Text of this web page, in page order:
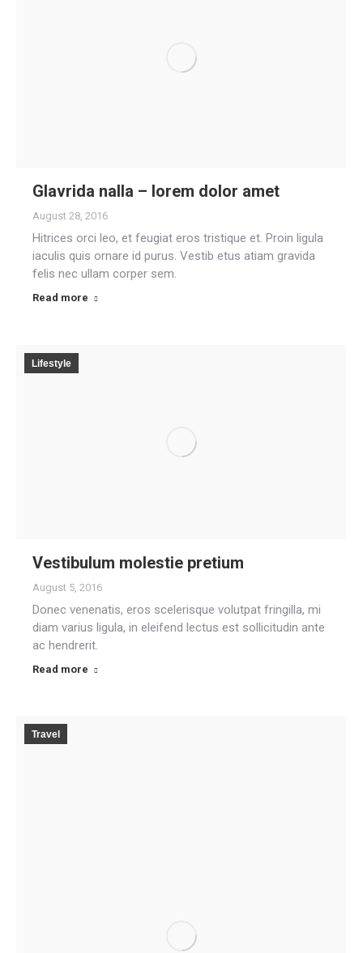
Glavrida nalla – lorem dolor amet
August 28, 2016
Hitrices orci leo, et feugiat eros tristique et. Proin ligula
iaculis quis ornare id purus. Vestib etus atiam gravida
felis nec ullam corper sem.
Read more
Lifestyle
Vestibulum molestie pretium
August 5, 2016
Donec venenatis, eros scelerisque volutpat fringilla, mi
diam varius ligula, in eleifend lectus est sollicitudin ante
ac hendrerit.
Read more
Travel